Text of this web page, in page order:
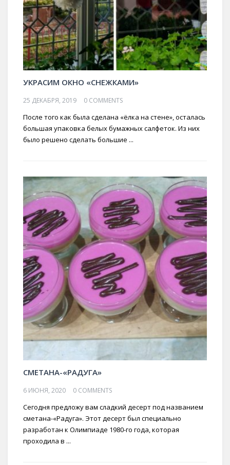
УКРАСИМ ОКНО «СНЕЖКАМИ»
25 ДЕКАБРЯ, 2019 0 COMMENTS
После того как была сделана «ёлка на стене», осталась
большая упаковка белых бумажных салфеток. Из них
было решено сделать большие ...
СМЕТАНА-«РАДУГА»
6 ИЮНЯ, 2020 0 COMMENTS
Сегодня предложу вам сладкий десерт под названием
сметана-«Радуга». Этот десерт был специально
разработан к Олимпиаде 1980-го года, которая
проходила в ...